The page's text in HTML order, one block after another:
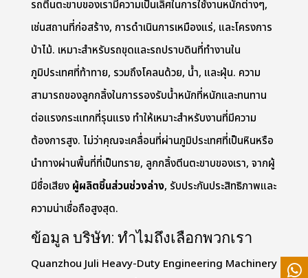
รถตีนตะขาบของเรามีความเป็นเลิศในการใช้งานหนักต่างๆ,
เช่นสถานที่ก่อสร้าง, การดำเนินการเหมืองแร่, และโครงการ
ป่าไม้. เหมาะสำหรับรถขุดและรถปราบดินที่ทำงานใน
ภูมิประเทศที่ท้าทาย, รวมถึงโคลนด้วย, น้ำ, และฝุ่น. ความ
สามารถของลูกกลิ้งในการรองรับน้ำหนักที่หนักและทนทาน
ต่อแรงกระแทกที่รุนแรง ทำให้เหมาะสำหรับงานที่มีความ
ต้องการสูง. ไม่ว่าคุณจะเคลื่อนที่ผ่านภูมิประเทศที่เป็นหินหรือ
นำทางผ่านพื้นที่ที่เป็นทราย, ลูกกลิ้งตีนตะขาบของเรา, จากผู้
มีชื่อเสียง ผู้ผลิตชิ้นส่วนช่วงล่าง, รับประกันประสิทธิภาพและ
ความน่าเชื่อถือสูงสุด.
ข้อมูล บริษัท: ทำไมถึงเลือกพวกเรา
Quanzhou Juli Heavy-Duty Engineering Machinery